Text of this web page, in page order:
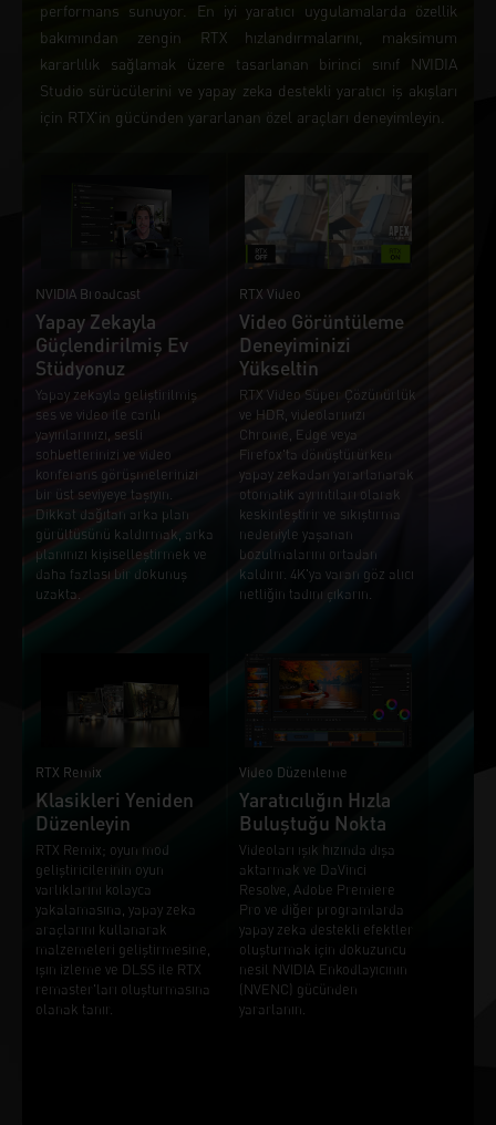
performans sunuyor. En iyi yaratıcı uygulamalarda özellik
bakımından zengin RTX hızlandırmalarını, maksimum
kararlılık sağlamak üzere tasarlanan birinci sınıf NVIDIA
Studio sürücülerini ve yapay zeka destekli yaratıcı iş akışları
için RTX'in gücünden yararlanan özel araçları deneyimleyin.
NVIDIA Broadcast
Yapay Zekayla
Güçlendirilmiş Ev
Stüdyonuz
Yapay zekayla geliştirilmiş
ses ve video ile canlı
yayınlarınızı, sesli
sohbetlerinizi ve video
konferans görüşmelerinizi
bir üst seviyeye taşıyın.
Dikkat dağıtan arka plan
gürültüsünü kaldırmak, arka
planınızı kişiselleştirmek ve
daha fazlası bir dokunuş
uzakta.
RTX Video
Video Görüntüleme
Deneyiminizi
Yükseltin
RTX Video Süper Çözünürlük
ve HDR, videolarınızı
Chrome, Edge veya
Firefox'ta dönüştürürken
yapay zekadan yararlanarak
otomatik ayrıntıları olarak
keskinleştirir ve sıkıştırma
nedeniyle yaşanan
bozulmalarını ortadan
kaldırır. 4K'ya varan göz alıcı
netliğin tadını çıkarın.
RTX Remix
Klasikleri Yeniden
Düzenleyin
RTX Remix; oyun mod
geliştiricilerinin oyun
varlıklarını kolayca
yakalamasına, yapay zeka
araçlarını kullanarak
malzemeleri geliştirmesine,
ışın izleme ve DLSS ile RTX
remaster'ları oluşturmasına
olanak tanır.
Video Düzenleme
Yaratıcılığın Hızla
Buluştuğu Nokta
Videoları ışık hızında dışa
aktarmak ve DaVinci
Resolve, Adobe Premiere
Pro ve diğer programlarda
yapay zeka destekli efektler
oluşturmak için dokuzuncu
nesil NVIDIA Enkodlayıcının
(NVENC) gücünden
yararlanın.